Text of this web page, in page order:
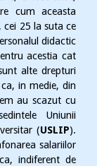
cum aceasta
25 la suta ce
didactic
acestia cat
alte drepturi
in medie, din
au scazut cu
Uniunii
(USLIP).
salariilor
indiferent de